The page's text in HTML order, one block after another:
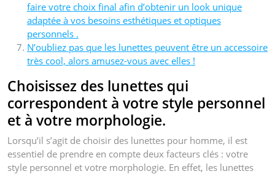
faire votre choix final afin d’obtenir un look unique
adaptée à vos besoins esthétiques et optiques
personnels .
N’oubliez pas que les lunettes peuvent être un accessoire
très cool, alors amusez-vous avec elles !
Choisissez des lunettes qui
correspondent à votre style personnel
et à votre morphologie.
Lorsqu’il s’agit de choisir des lunettes pour homme, il est
essentiel de prendre en compte deux facteurs clés : votre
style personnel et votre morphologie. En effet, les lunettes